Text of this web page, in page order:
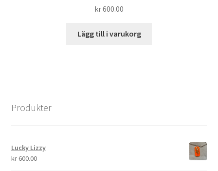
kr600.00
Lägg till i varukorg
Produkter
Lucky Lizzy
kr600.00